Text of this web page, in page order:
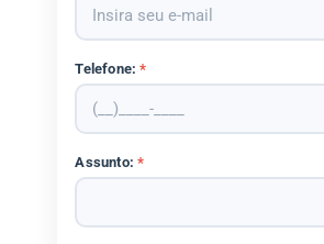
Telefone:*
Assunto:*